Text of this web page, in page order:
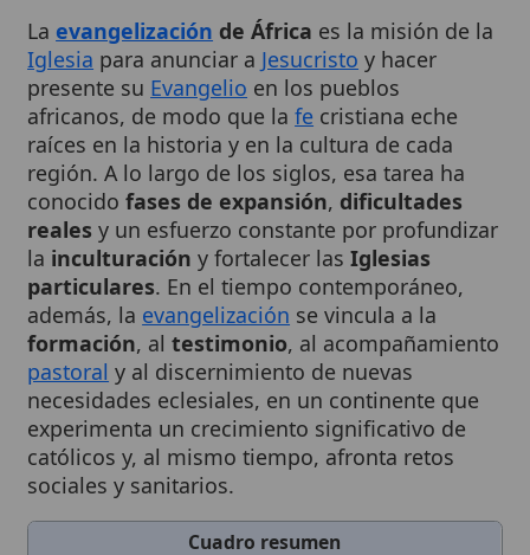
Jesucristo
presente suEvangelioen los pueblos
africanos, de modo que lafecristiana eche
raíces en la historia y en la cultura de cada
región. A lo largo de los siglos, esa tarea ha
conocidofases de expansión ,dificultades
realesy un esfuerzo constante por profundizar
lainculturacióny fortalecer lasIglesias
particulares . En el tiempo contemporáneo,
además, la
evangelizaciónse vincula a la
formación, altestimonio, al acompañamiento
pastoraly al discernimiento de nuevas
necesidades eclesiales, en un continente que
experimenta un crecimiento significativo de
católicos y, al mismo tiempo, afronta retos
sociales y sanitarios.
Cuadro resumen
[Datos abiertos]
Evento